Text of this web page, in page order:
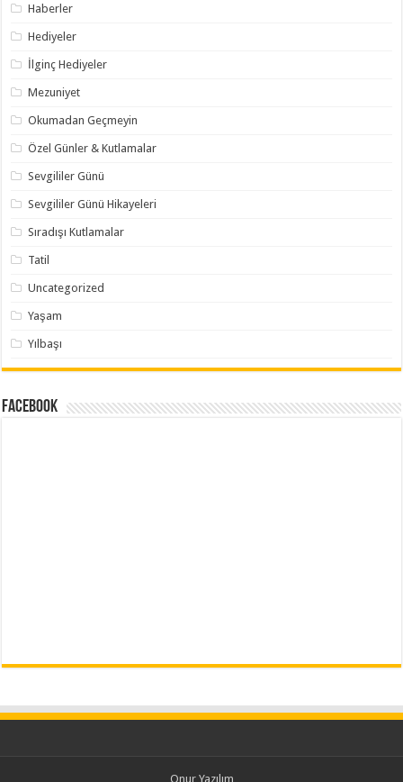
Haberler
Hediyeler
İlginç Hediyeler
Mezuniyet
Okumadan Geçmeyin
Özel Günler & Kutlamalar
Sevgililer Günü
Sevgililer Günü Hikayeleri
Sıradışı Kutlamalar
Tatil
Uncategorized
Yaşam
Yılbaşı
Facebook
Onur Yazılım